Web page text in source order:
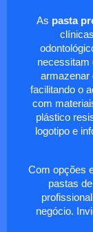
As pasta
necessitam
armazenar
facilitando o
com
plástico
logotipo e
Com opções
pastas
negócio.